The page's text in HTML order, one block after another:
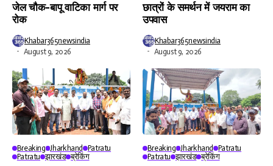
जेल चौक-बापू वाटिका मार्ग पर
रोक
Khabar365newsindia
August 9, 2026
छात्रों के समर्थन में जयराम का
उपवास
Khabar365newsindia
August 9, 2026
Breaking Jharkhand
Patratu
Patratu झारखंड ब्रेकिंग
Breaking Jharkhand
Patratu
Patratu झारखंड ब्रेकिंग